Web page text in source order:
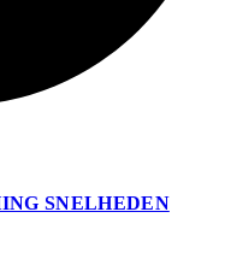
SNELHEDEN